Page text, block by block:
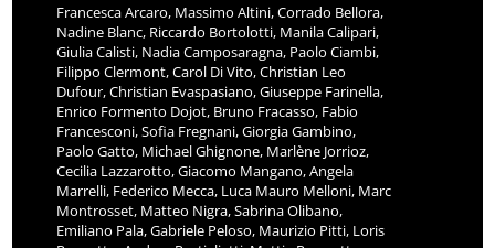
Francesca Arcaro, Massimo Altini, Corrado Bellora,
Nadine Blanc, Riccardo Bortolotti, Manila Calipari,
Giulia Calisti, Nadia Camposaragna, Paolo Ciambi,
Filippo Clermont, Carol Di Vito, Christian Leo
Dufour, Christian Evaspasiano, Giuseppe Farinella,
Enrico Formento Dojot, Bruno Fracasso, Fabio
Francesconi, Sofia Fregnani, Giorgia Gambino,
Paolo Gatto, Michael Ghignone, Marlène Jorrioz,
Cecilia Lazzarotto, Giacomo Mangano, Angela
Marrelli, Federico Mecca, Luca Mauro Melloni, Marc
Montrosset, Matteo Nigra, Sabrina Olibano,
Emiliano Pala, Gabriele Peloso, Maurizio Pitti, Loris